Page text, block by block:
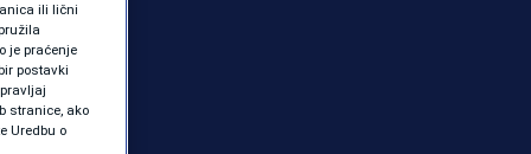
ili lični
je praćenje
postavki
stranice, ako
Uredbu o